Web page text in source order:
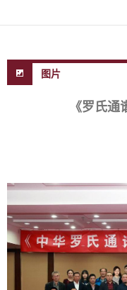
图片
《罗氏